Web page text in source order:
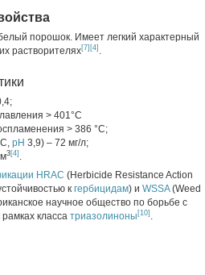
порошок. Имеет легкий характерный
растворителях[7] [4] .
> 401°С
> 386 °С;
pH 3,9) – 72 мг/л;
3[4] .
HRAC (Herbicide Resistance Action
к гербицидам) и WSSA(Weed
научное общество по борьбе с
класса триазолиноны [10] .